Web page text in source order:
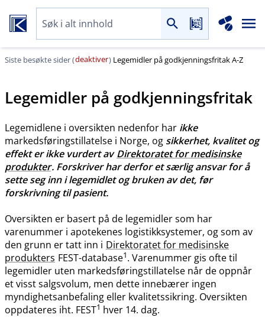
Siste besøkte sider (deaktiver) Legemidler på godkjenningsfritak A-Z
Legemidler på godkjenningsfritak
Legemidlene i oversikten nedenfor har ikke
markedsføringstillatelse i Norge, og sikkerhet, kvalitet og
effekt er ikke vurdert avDirektoratet for medisinske
produkter. Forskriver har derfor et særlig ansvar for å
sette seg inn i legemidlet og bruken av det, før
forskrivning til pasient.
Oversikten er basert på de legemidler som har
varenummer i apotekenes logistikksystemer, og som av
den grunn er tatt inn i Direktoratet for medisinske
produkters FEST-database1. Varenummer gis ofte til
legemidler uten markedsføringstillatelse når de oppnår
et visst salgsvolum, men dette innebærer ingen
myndighetsanbefaling eller kvalitetssikring. Oversikten
oppdateres iht. FEST1 hver 14. dag.